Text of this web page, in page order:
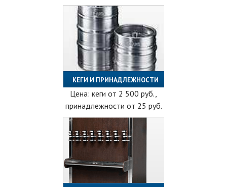
КЕГИ И ПРИНАДЛЕЖНОСТИ
Цена: кеги от 2 500 руб.,
принадлежности от 25 руб.